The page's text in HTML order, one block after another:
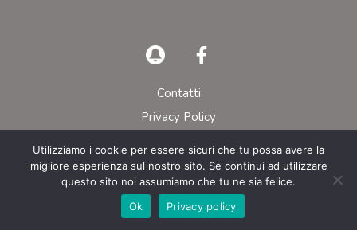
Contatti
Privacy Policy
© AIEOP – Tutti i diritti riservati
Utilizziamo i cookie per essere sicuri che tu possa avere la
migliore esperienza sul nostro sito. Se continui ad utilizzare
questo sito noi assumiamo che tu ne sia felice.
Ok
Privacy policy